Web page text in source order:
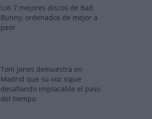
Los 7 mejores discos de Bad
Bunny, ordenados de mejor a
peor
Tom Jones demuestra en
Madrid que su voz sigue
desafiando implacable el paso
del tiempo